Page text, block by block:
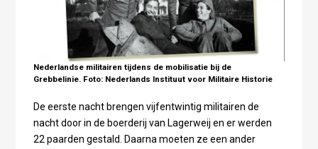
Nederlandse militairen tijdens de mobilisatie bij de
Grebbelinie. Foto: Nederlands Instituut voor Militaire Historie
De eerste nacht brengen vijfentwintig militairen de
nacht door in de boerderij van Lagerweij en er werden
22 paarden gestald. Daarna moeten ze een ander